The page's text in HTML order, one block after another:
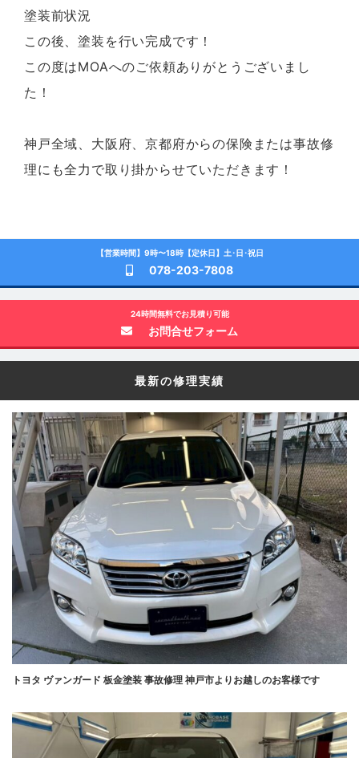
塗装前状況
この後、塗装を行い完成です！
この度はMOAへのご依頼ありがとうございまし
た！
神戸全域、大阪府、京都府からの保険または事故修
理にも全力で取り掛からせていただきます！
【営業時間】9時〜18時【定休日】土･日･祝日
078-203-7808
24時間無料でお見積り可能
お問合せフォーム
最新の修理実績
トヨタ ヴァンガード 板金塗装 事故修理 神戸市よりお越しのお客様です